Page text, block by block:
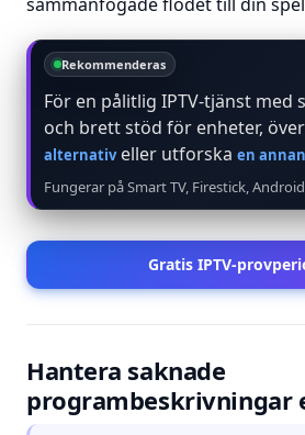
Rekommenderas
För en pålitlig IPTV-tjänst med
och brett stöd för enheter,
alternativeller utforska en
Fungerar på Smart TV, Firestick,
Gratis IPTV-
Hantera saknade
programbeskrivningar